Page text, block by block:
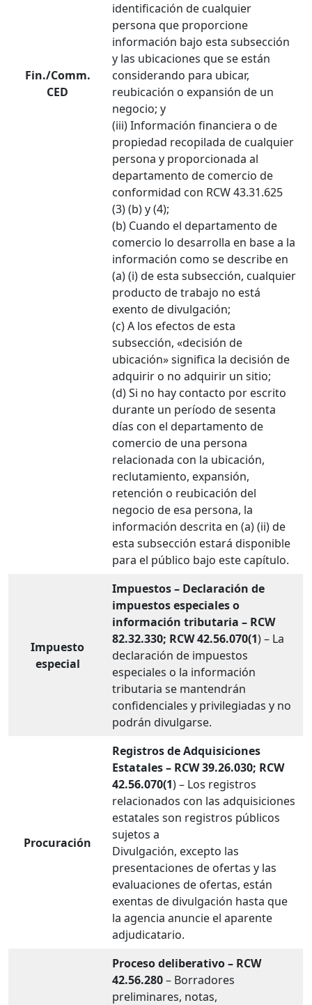
Fin./Comm.
CED
identificación de cualquier
persona que proporcione
información bajo esta subsección
y las ubicaciones que se están
considerando para ubicar,
reubicación o expansión de un
negocio; y
(iii) Información financiera o de
propiedad recopilada de cualquier
persona y proporcionada al
departamento de comercio de
conformidad con RCW 43.31.625
(3) (b) y (4);
(b) Cuando el departamento de
comercio lo desarrolla en base a la
información como se describe en
(a) (i) de esta subsección, cualquier
producto de trabajo no está
exento de divulgación;
(c) A los efectos de esta
subsección, «decisión de
ubicación» significa la decisión de
adquirir o no adquirir un sitio;
(d) Si no hay contacto por escrito
durante un período de sesenta
días con el departamento de
comercio de una persona
relacionada con la ubicación,
reclutamiento, expansión,
retención o reubicación del
negocio de esa persona, la
información descrita en (a) (ii) de
esta subsección estará disponible
para el público bajo este capítulo.
Impuesto
especial
Impuestos – Declaración de
impuestos especiales o
información tributaria – RCW
82.32.330; RCW 42.56.070(1) – La
declaración de impuestos
especiales o la información
tributaria se mantendrán
confidenciales y privilegiadas y no
podrán divulgarse.
Procuración
Registros de Adquisiciones
Estatales – RCW 39.26.030; RCW
42.56.070(1) – Los registros
relacionados con las adquisiciones
estatales son registros públicos
sujetos a
Divulgación, excepto las
presentaciones de ofertas y las
evaluaciones de ofertas, están
exentas de divulgación hasta que
la agencia anuncie el aparente
adjudicatario.
Proceso deliberativo – RCW
42.56.280– Borradores
preliminares, notas,